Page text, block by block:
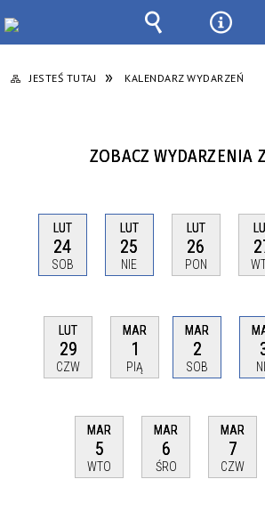
JESTEŚ TUTAJ KALENDARZ WYDARZEŃ
ZOBACZ WYDARZENIA
LUT
24
SOB
LUT
25
NIE
LUT
26
PON
LUT
29
CZW
MAR
1
PIĄ
MAR
2
SOB
MAR
5
WTO
MAR
6
ŚRO
MAR
7
CZW